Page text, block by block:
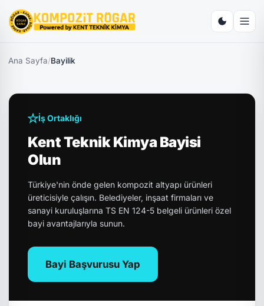
Ana Sayfa/Bayilik
İş Ortaklığı
Kent Teknik Kimya Bayisi
Olun
Türkiye'nin önde gelen kompozit altyapı ürünleri
üreticisiyle çalışın. Belediyeler, inşaat firmaları ve
sanayi kuruluşlarına TS EN 124-5 belgeli ürünleri özel
bayi avantajlarıyla sunun.
Bayi Başvurusu Yap